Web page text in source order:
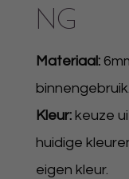
NG
Materiaal:
binnengebruik.
Kleur: keuze
huidige
eigen kleur.